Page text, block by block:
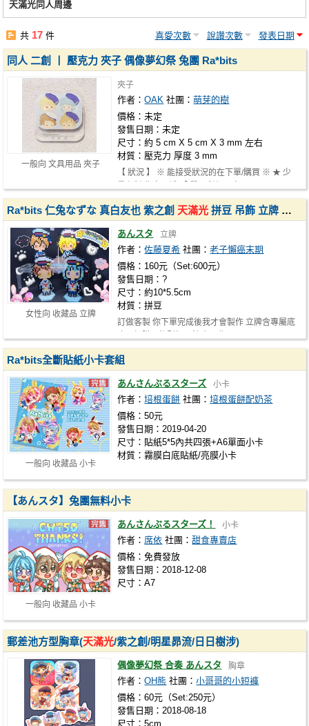
註冊會員
天滿光同人周邊
共 17 件 喜愛次數 說讚次數 發表日期
一般向 文具用品 夾子
同人 二創 丨 壓克力 夾子 偶像夢幻祭 兔團 Ra*bits
夾子
作者：OAK 社團：萌芽的樹
價格：未定
發售日期：未定
尺寸：約 5 cm X 5 cm X 3 mm 左右
材質：壓克力 厚度 3 mm
【 狀況 】 ※ 能接受狀況的在下單/購買 ※ ★ 少
女性向 收藏品 立牌
Ra*bits 仁兔なずな 真白友也 紫之創 天滿光 拼豆 吊飾 立牌 鑰匙圈 偶像夢幻祭 合奏明星
あんスタ 立牌
作者：佐藤夏希 社團：老子懶癌末期
價格：160元（Set:600元）
發售日期：?
尺寸：約10*5.5cm
材質：拼豆
訂做客製 你下單完成後我才會製作 立牌含專屬底
一般向 收藏品 小卡
Ra*bits全斷貼紙小卡套組
あんさんぶるスターズ 小卡
作者：培根蛋餅 社團：培根蛋餅配奶茶
價格：50元
發售日期：2019-04-20
尺寸：貼紙5*5內共四張+A6單面小卡
材質：霧膜白底貼紙/亮膜小卡
一般向 收藏品 小卡
【あんスタ】兔團無料小卡
あんさんぶるスターズ！ 小卡
作者： 席依 社團：甜食專賣店
價格：免費發放
發售日期：2018-12-08
尺寸：A7
郵差池方型胸章(天滿光/紫之創/明星昴流/日日樹涉)
偶像夢幻祭 合奏 あんスタ 胸章
作者：OH熊 社團：小哥哥的小短褲
價格：60元（Set:250元）
發售日期：2018-08-18
尺寸：5cm